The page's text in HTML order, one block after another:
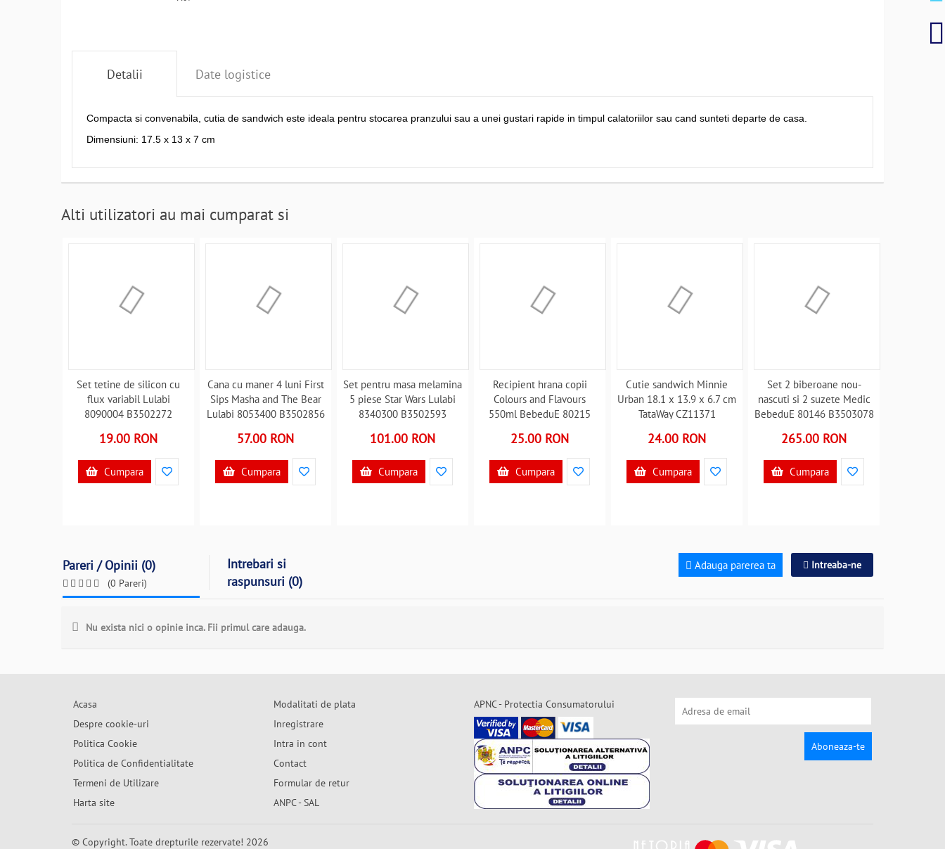
Detalii Date logistice
Compacta si convenabila, cutia de sandwich este ideala pentru stocarea pranzului sau a unei gustari rapide in timpul calatoriilor sau cand sunteti departe de casa.
Dimensiuni: 17.5 x 13 x 7 cm
Alti utilizatori au mai cumparat si
Set tetine de silicon cu
flux variabil Lulabi
8090004 B3502272
19.00 RON
Cumpara
Cana cu maner 4 luni First
Sips Masha and The Bear
Lulabi 8053400 B3502856
57.00 RON
Cumpara
Set pentru masa melamina
5 piese Star Wars Lulabi
8340300 B3502593
101.00 RON
Cumpara
Recipient hrana copii
Colours and Flavours
550ml BebeduE 80215
25.00 RON
Cumpara
Cutie sandwich Minnie
Urban 18.1 x 13.9 x 6.7 cm
TataWay CZ11371
24.00 RON
Cumpara
Set 2 biberoane nou-
nascuti si 2 suzete Medic
BebeduE 80146 B3503078
265.00 RON
Cumpara
Pareri / Opinii (0)
(0 Pareri)
Intrebari si
raspunsuri (0)
Adauga parerea ta Intreaba-ne
Nu exista nici o opinie inca. Fii primul care adauga.
Acasa
Despre cookie-uri
Politica Cookie
Politica de Confidentialitate
Termeni de Utilizare
Harta site
Modalitati de plata
Inregistrare
Intra in cont
Contact
Formular de retur
ANPC - SAL
APNC - Protectia Consumatorului
Aboneaza-te
© Copyright. Toate drepturile rezervate! 2026